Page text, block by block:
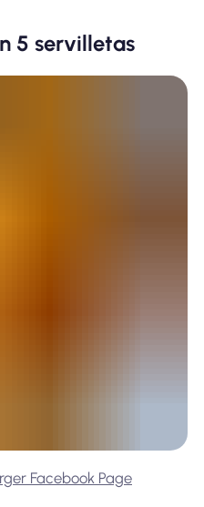
5 servilletas
Facebook Page